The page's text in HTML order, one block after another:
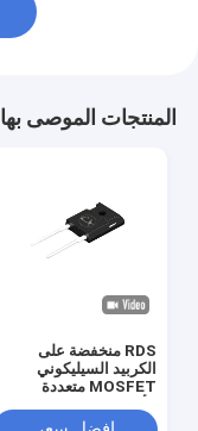
المنتجات الموصى بها
RDS منخفضة على
الكربيد السيليكوني
MOSFET متعددة